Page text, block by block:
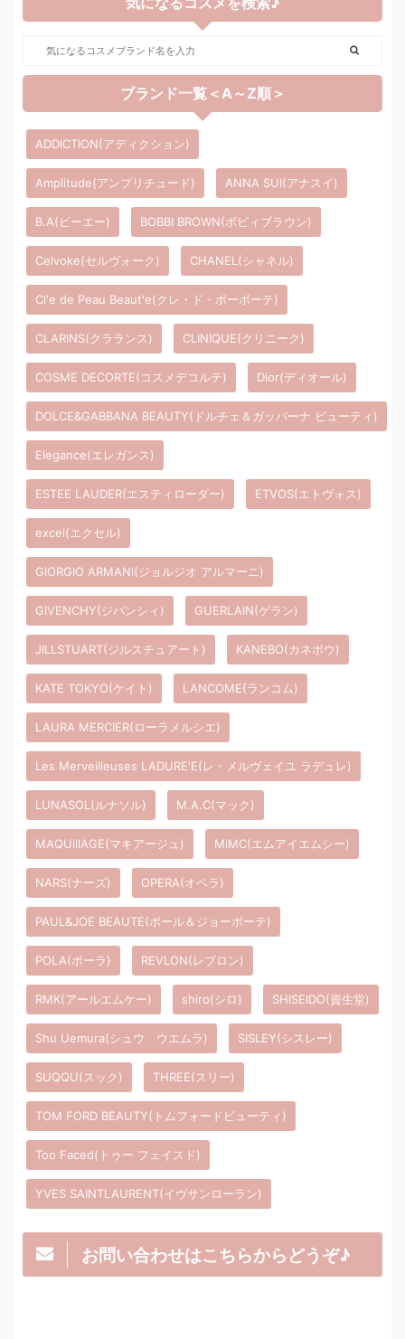
ブランド一覧＜A～Z順＞
ADDICTION(アディクション)
Amplitude(アンプリチュード) ANNA SUI(アナスイ)
B.A(ビーエー) BOBBI BROWN(ボビィブラウン)
Celvoke(セルヴォーク) CHANEL(シャネル)
Cl'e de Peau Beaut'e(クレ・ド・ポーボーテ)
CLARINS(クラランス) CLINIQUE(クリニーク)
COSME DECORTE(コスメデコルテ) Dior(ディオール)
DOLCE&GABBANA BEAUTY(ドルチェ＆ガッバーナ ビューティ)
Elegance(エレガンス)
ESTEE LAUDER(エスティローダー) ETVOS(エトヴォス)
excel(エクセル)
GIORGIO ARMANI(ジョルジオ アルマーニ)
GIVENCHY(ジバンシィ) GUERLAIN(ゲラン)
JILLSTUART(ジルスチュアート) KANEBO(カネボウ)
KATE TOKYO(ケイト) LANCOME(ランコム)
LAURA MERCIER(ローラメルシエ)
Les Merveilleuses LADURE'E(レ・メルヴェイユ ラデュレ)
LUNASOL(ルナソル) M.A.C(マック)
MAQUillAGE(マキアージュ) MiMC(エムアイエムシー)
NARS(ナーズ) OPERA(オペラ)
PAUL&JOE BEAUTE(ポール＆ジョーボーテ)
POLA(ポーラ) REVLON(レブロン)
RMK(アールエムケー) shiro(シロ) SHISEIDO(資生堂)
Shu Uemura(シュウ ウエムラ) SISLEY(シスレー)
SUQQU(スック) THREE(スリー)
TOM FORD BEAUTY(トムフォードビューティ)
Too Faced(トゥー フェイスド)
YVES SAINTLAURENT(イヴサンローラン)
お問い合わせはこちらからどうぞ♪